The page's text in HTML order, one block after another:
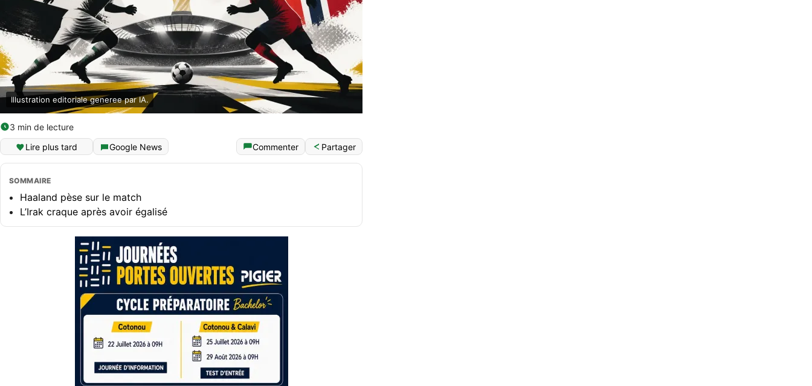
Illustration editoriale generee par IA.
3 min de lecture
Lire plus tard
Google News Commenter Partager
SOMMAIRE
Haaland pèse sur le match
L’Irak craque après avoir égalisé